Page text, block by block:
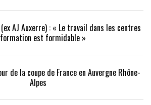
AJ Auxerre) : « Le travail dans les centres
est formidable »
de la coupe de France en Auvergne Rhône-
Alpes